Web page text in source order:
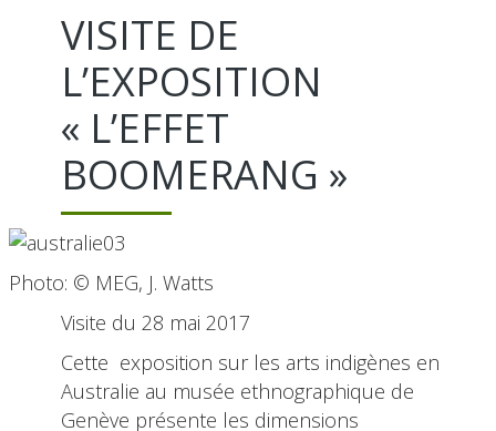
VISITE DE
L’EXPOSITION
« L’EFFET
BOOMERANG »
Photo: © MEG, J. Watts
Visite du 28 mai 2017
Cette exposition sur les arts indigènes en
Australie au musée ethnographique de
Genève présente les dimensions